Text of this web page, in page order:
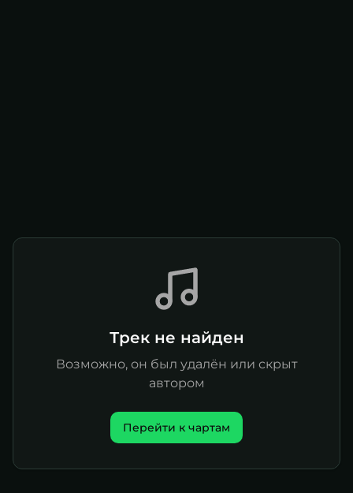
Трек не найден
Возможно, он был удалён или скрыт
автором
Перейти к чартам